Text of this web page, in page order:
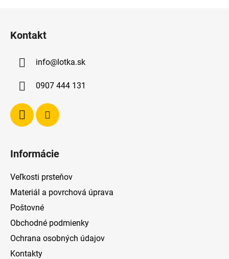
Kontakt
info@lotka.sk
0907 444 131
Informácie
Veľkosti prsteňov
Materiál a povrchová úprava
Poštovné
Obchodné podmienky
Ochrana osobných údajov
Kontakty